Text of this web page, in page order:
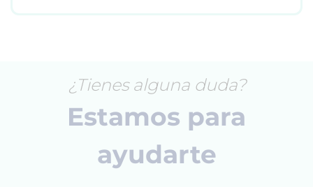
¿Tienes alguna duda?
Estamos para
ayudarte